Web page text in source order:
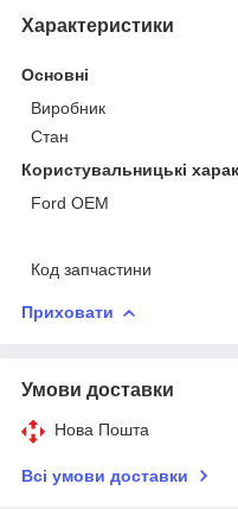
Характеристики
Основні
Виробник
Стан
Користувальницькі
Ford OEM
Код запчастини
Приховати
Умови доставки
Нова Пошта
Всі умови доставки